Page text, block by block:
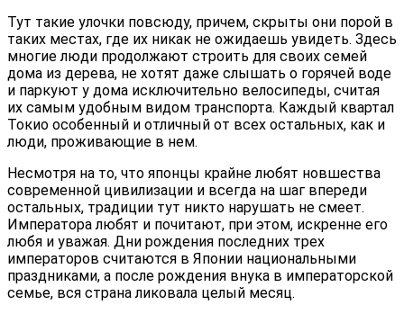
Тут такие улочки повсюду, причем, скрыты они порой в
таких местах, где их никак не ожидаешь увидеть. Здесь
многие люди продолжают строить для своих семей
дома из дерева, не хотят даже слышать о горячей воде
и паркуют у дома исключительно велосипеды, считая
их самым удобным видом транспорта. Каждый квартал
Токио особенный и отличный от всех остальных, как и
люди, проживающие в нем.
Несмотря на то, что японцы крайне любят новшества
современной цивилизации и всегда на шаг впереди
остальных, традиции тут никто нарушать не смеет.
Императора любят и почитают, при этом, искренне его
любя и уважая. Дни рождения последних трех
императоров считаются в Японии национальными
праздниками, а после рождения внука в императорской
семье, вся страна ликовала целый месяц.